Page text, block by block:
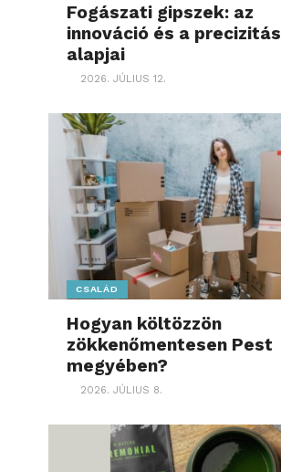
Fogászati gipszek: az
innováció és a precizitás
alapjai
2026. JÚLIUS 12.
CSALÁD
Hogyan költözzön
zökkenőmentesen Pest
megyében?
2026. JÚLIUS 8.